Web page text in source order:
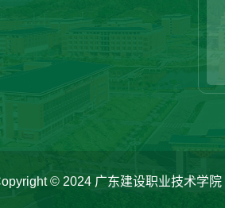
© 2024 广东建设职业技术学院